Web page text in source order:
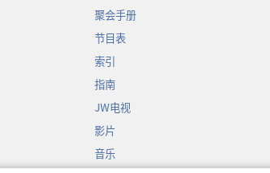
聚会手册
节目表
索引
指南
JW电视
影片
音乐